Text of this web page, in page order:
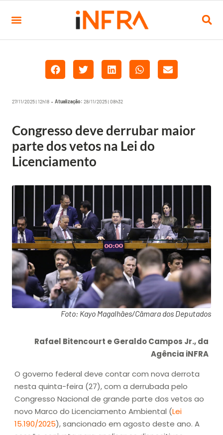
27/11/2025 | 12h18 • Atualização: 28/11/2025 | 08h32
Congresso deve derrubar maior
parte dos vetos na Lei do
Licenciamento
Foto: Kayo Magalhães/Câmara dos Deputados
Rafael Bitencourt e Geraldo Campos Jr., da
Agência iNFRA
O governo federal deve contar com nova derrota
nesta quinta-feira (27), com a derrubada pelo
Congresso Nacional de grande parte dos vetos ao
novo Marco do Licenciamento Ambiental (Lei
15.190/2025), sancionado em agosto deste ano. A